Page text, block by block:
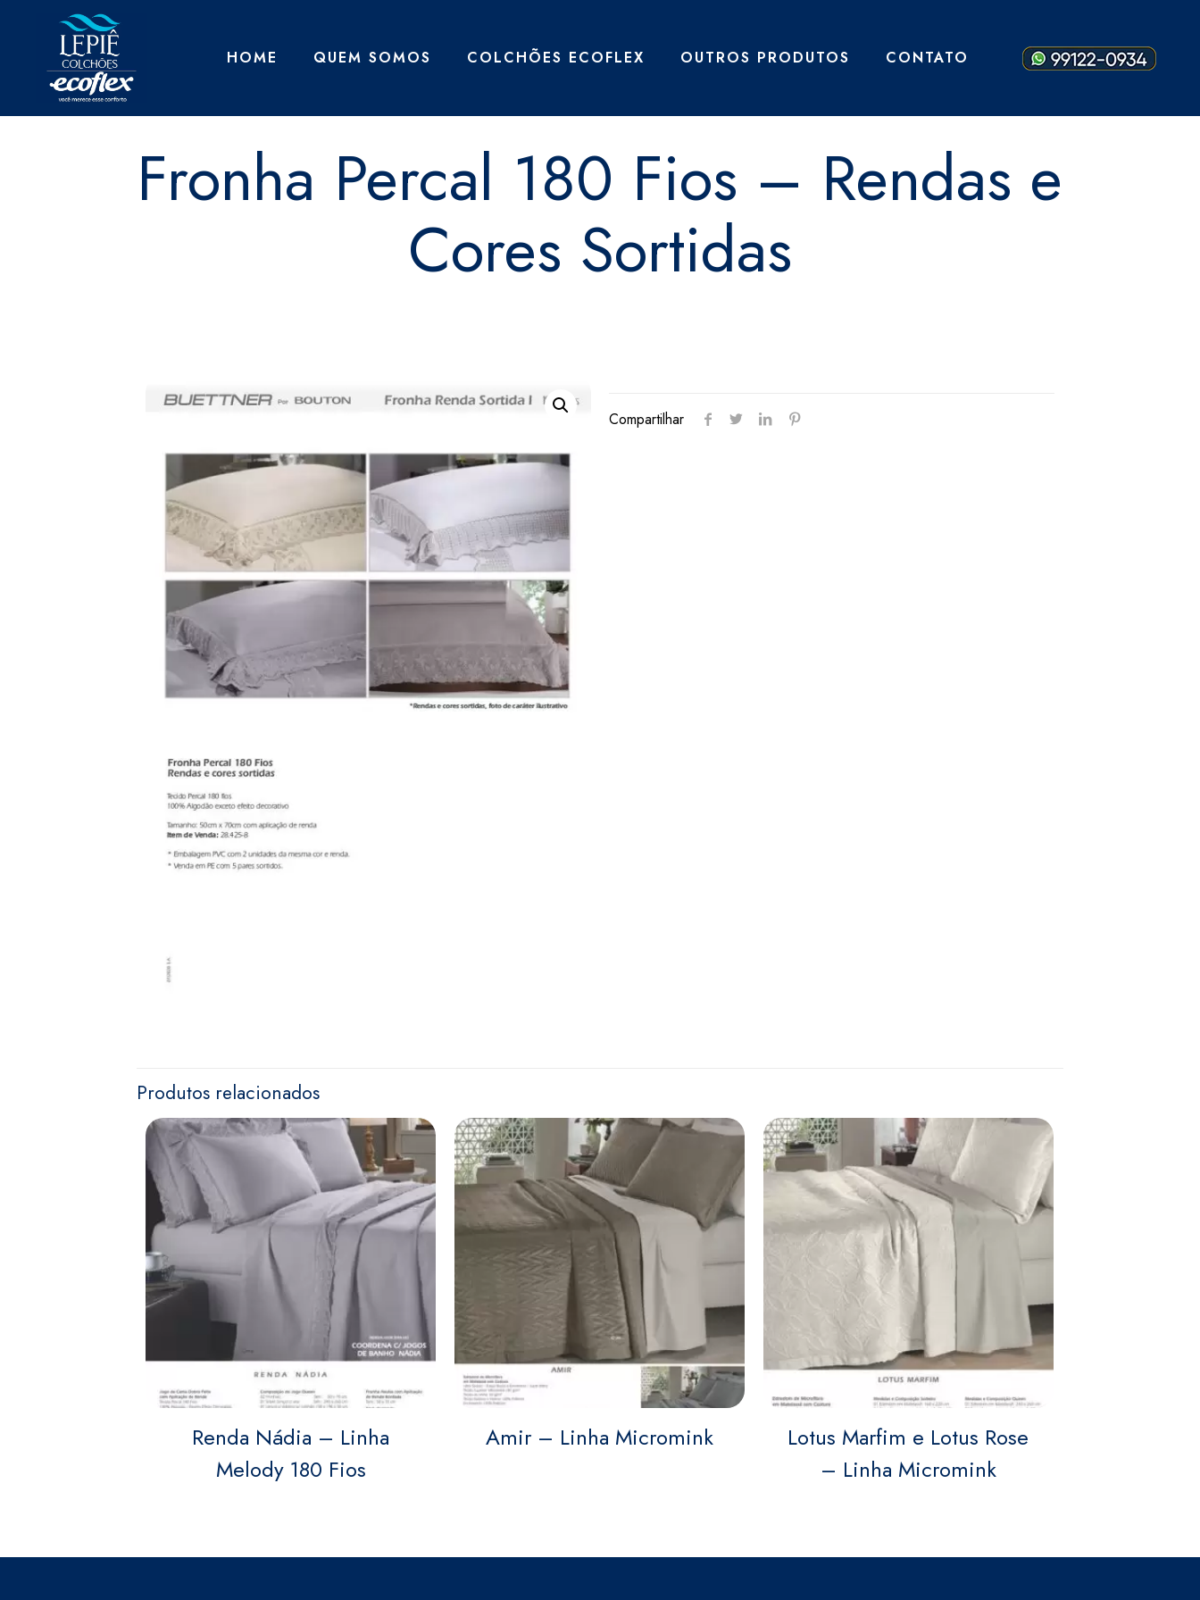
HOME QUEM SOMOS COLCHÕES ECOFLEX OUTROS PRODUTOS CONTATO
Fronha Percal 180 Fios – Rendas e
Cores Sortidas
Compartilhar
Produtos relacionados
Renda Nádia – Linha
Melody 180 Fios
Amir – Linha Micromink
Lotus Marfim e Lotus Rose
– Linha Micromink